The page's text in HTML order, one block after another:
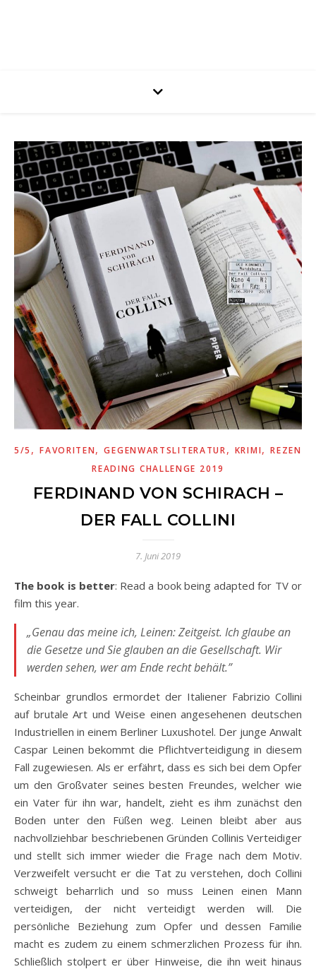
5/5 ,FAVORITEN,GEGENWARTSLITERATUR, KRIMI,
READING CHALLENGE 2019
FERDINAND VON SCHIRACH –
DER FALL COLLINI
7. Juni 2019
The book is better: Read a book being adapted for TV or
film this year.
„Genau das meine ich, Leinen: Zeitgeist. Ich glaube an
die Gesetze und Sie glauben an die Gesellschaft. Wir
werden sehen, wer am Ende recht behält.”
Scheinbar grundlos ermordet der Italiener Fabrizio Collini
auf brutale Art und Weise einen angesehenen deutschen
Industriellen in einem Berliner Luxushotel. Der junge Anwalt
Caspar Leinen bekommt die Pflichtverteidigung in diesem
Fall zugewiesen. Als er erfährt, dass es sich bei dem Opfer
um den Großvater seines besten Freundes, welcher wie
ein Vater für ihn war, handelt, zieht es ihm zunächst den
Boden unter den Füßen weg. Leinen bleibt aber aus
nachvollziehbar beschriebenen Gründen Collinis Verteidiger
und stellt sich immer wieder die Frage nach dem Motiv.
Verzweifelt versucht er die Tat zu verstehen, doch Collini
schweigt beharrlich und so muss Leinen einen Mann
verteidigen, der nicht verteidigt werden will. Die
persönliche Beziehung zum Opfer und dessen Familie
macht es zudem zu einem schmerzlichen Prozess für ihn.
Schließlich stolpert er über Hinweise, die ihn weit hinaus